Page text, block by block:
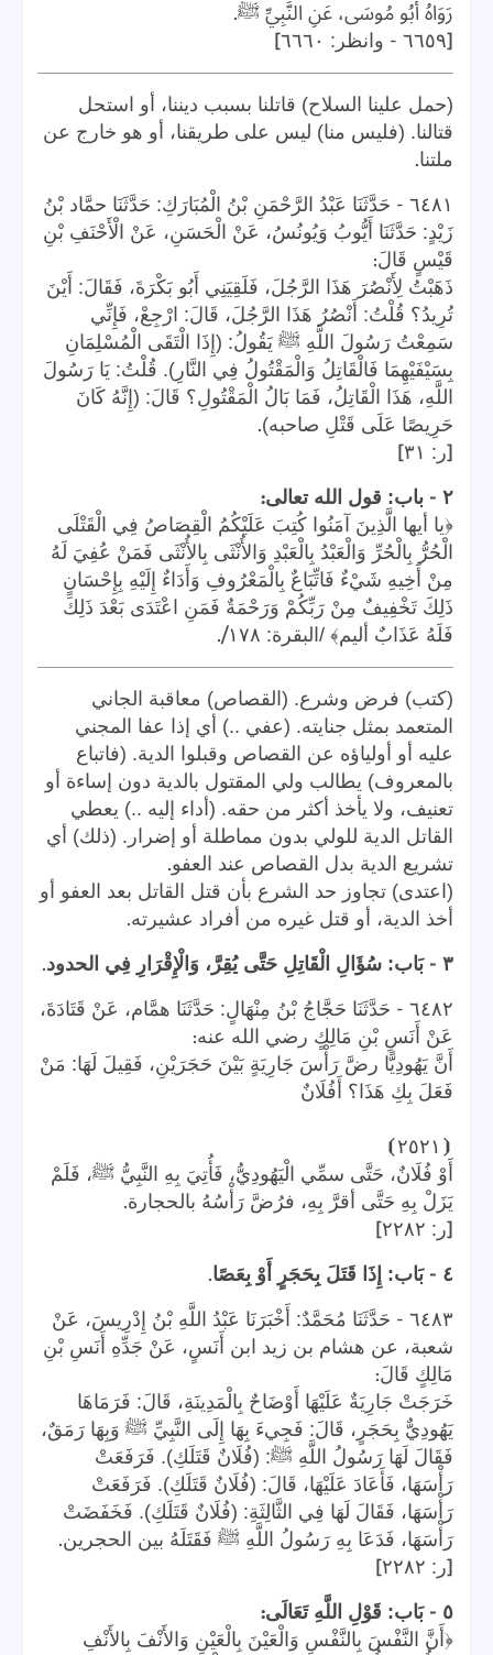
رَوَاهُ أَبُو مُوسَى، عَنِ النَّبِيِّ ﷺ.
[٦٦٥٩ - وانظر: ٦٦٦٠ ]
(حمل علينا السلاح) قاتلنا بسبب ديننا، أو استحل
قتالنا. (فليس منا) ليس على طريقنا، أو هو خارج عن
ملتنا.
٦٤٨١ - حَدَّثَنَا عَبْدُ الرَّحْمَنِ بْنُ الْمُبَارَكِ: حَدَّثَنَا حمَّاد بْنُ
زَيْدٍ: حَدَّثَنَا أَيُّوبُ وَيُونُسُ، عَنْ الْحَسَنِ، عَنْ الْأَحْنَفِ بْنِ
قَيْسٍ قَالَ:
ذَهَبْتُ لِأَنْصُرَ هَذَا الرَّجُلَ، فَلَقِيَنِي أَبُو بَكْرَةَ، فَقَالَ: أَيْنَ
تُرِيدُ؟ قُلْتُ: أَنْصُرُ هَذَا الرَّجُلَ، قَالَ: ارْجِعْ، فَإِنِّي
سَمِعْتُ رَسُولَ اللَّهِ ﷺ يَقُولُ: (إِذَا الْتَقَى الْمُسْلِمَانِ
بِسَيْفَيْهِمَا فَالْقَاتِلُ وَالْمَقْتُولُ فِي النَّارِ). قُلْتُ: يَا رَسُولَ
اللَّهِ، هَذَا الْقَاتِلُ، فَمَا بَالُ الْمَقْتُولِ؟ قَالَ: (إِنَّهُ كَانَ
حَرِيصًا عَلَى قَتْلِ صاحبه).
[ر: ٣١ ]
٢ - باب: قول الله تعالى:
﴿يا أيها الَّذِينَ آمَنُوا كُتِبَ عَلَيْكُمُ الْقِصَاصُ فِي الْقَتْلَى
الْحُرُّ بِالْحُرِّ وَالْعَبْدُ بِالْعَبْدِ وَالأُنْثَى بِالأُنْثَى فَمَنْ عُفِيَ لَهُ
مِنْ أَخِيهِ شَيْءٌ فَاتِّبَاعٌ بِالْمَعْرُوفِ وَأَدَاءٌ إِلَيْهِ بِإِحْسَانٍ
ذَلِكَ تَخْفِيفٌ مِنْ رَبِّكُمْ وَرَحْمَةٌ فَمَنِ اعْتَدَى بَعْدَ ذَلِكَ
فَلَهُ عَذَابٌ أليم﴾ /البقرة: ١٧٨
/.
(كتب) فرض وشرع. (القصاص) معاقبة الجاني
المتعمد بمثل جنايته. (عفي ..) أي إذا عفا المجني
عليه أو أولياؤه عن القصاص وقبلوا الدية. (فاتباع
بالمعروف) يطالب ولي المقتول بالدية دون إساءة أو
تعنيف، ولا يأخذ أكثر من حقه. (أداء إليه ..) يعطي
القاتل الدية للولي بدون مماطلة أو إضرار. (ذلك) أي
تشريع الدية بدل القصاص عند العفو.
(اعتدى) تجاوز حد الشرع بأن قتل القاتل بعد العفو أو
أخذ الدية، أو قتل غيره من أفراد عشيرته.
٣ -بَاب: سُؤَالِ الْقَاتِلِ حَتَّى يُقِرَّ، وَالْإِقْرَارِ فِي الحدود.
٦٤٨٢ - حَدَّثَنَا حَجَّاجُ بْنُ مِنْهَالٍ: حَدَّثَنَا همَّام، عَنْ قَتَادَةَ،
عَنْ أَنَسِ بْنِ مَالِكٍ رضي الله عنه:
أَنَّ يَهُودِيًّا رضَّ رَأْسَ جَارِيَةٍ بَيْنَ حَجَرَيْنِ، فَقِيلَ لَهَا: مَنْ
فَعَلَ بِكِ هَذَا؟ أَفُلَانٌ
⦗ ٢٥٢١ ⦘
أَوْ فُلَانٌ، حَتَّى سمِّي الْيَهُودِيُّ، فَأُتِيَ بِهِ النَّبِيُّ ﷺ، فَلَمْ
يَزَلْ بِهِ حَتَّى أقرَّ بِهِ، فرُضَّ رَأْسُهُ بالحجارة.
[ر: ٢٢٨٢ ]
٤ -بَاب: إِذَا قَتَلَ بِحَجَرٍ أَوْ بِعَصًا.
٦٤٨٣ - حَدَّثَنَا مُحَمَّدٌ: أَخْبَرَنَا عَبْدُ اللَّهِ بْنُ إِدْرِيسَ، عَنْ
شعبة، عن هشام بن زيد ابن أَنَسٍ، عَنْ جَدِّهِ أَنَسِ بْنِ
مَالِكٍ قَالَ:
خَرَجَتْ جَارِيَةٌ عَلَيْهَا أَوْضَاحٌ بِالْمَدِينَةِ، قَالَ: فَرَمَاهَا
يَهُودِيٌّ بِحَجَرٍ، قَالَ: فَجِيءَ بِهَا إِلَى النَّبِيِّ ﷺ وَبِهَا رَمَقٌ،
فَقَالَ لَهَا رَسُولُ اللَّهِ ﷺ: (فُلَانٌ قَتَلَكِ). فَرَفَعَتْ
رَأْسَهَا، فَأَعَادَ عَلَيْهَا، قَالَ: (فُلَانٌ قَتَلَكِ). فَرَفَعَتْ
رَأْسَهَا، فَقَالَ لَهَا فِي الثَّالِثَةِ: (فُلَانٌ قَتَلَكِ). فَخَفَضَتْ
رَأْسَهَا، فَدَعَا بِهِ رَسُولُ اللَّهِ ﷺ فَقَتَلَهُ بين الحجرين.
[ر: ٢٢٨٢ ]
٥ -بَاب: قَوْلِ اللَّهِ تَعَالَى:
﴿أَنَّ النَّفْسَ بِالنَّفْسِ وَالْعَيْنَ بِالْعَيْنِ وَالأَنْفَ بِالأَنْفِ